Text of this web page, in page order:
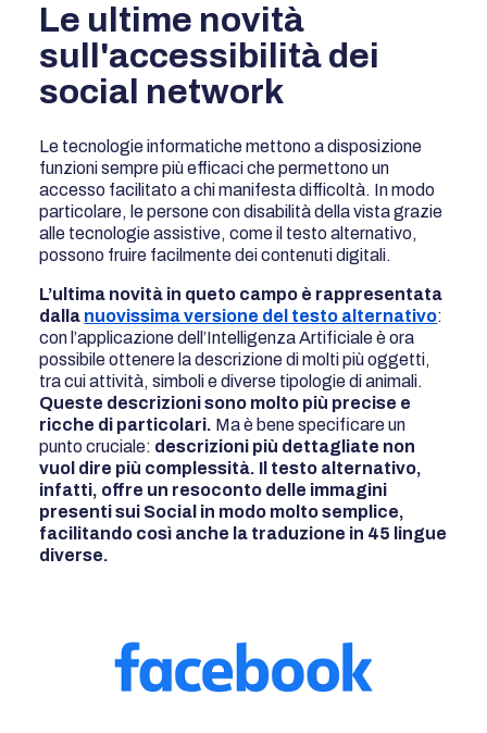
Le ultime novità
sull'accessibilità dei
social network
Le tecnologie informatiche mettono a disposizione
funzioni sempre più efficaci che permettono un
accesso facilitato a chi manifesta difficoltà. In modo
particolare, le persone con disabilità della vista grazie
alle tecnologie assistive, come il testo alternativo,
possono fruire facilmente dei contenuti digitali.
L’ultima novità in queto campo è rappresentata
dalla nuovissima versione del testo alternativo:
con l’applicazione dell’Intelligenza Artificiale è ora
possibile ottenere la descrizione di molti più oggetti,
tra cui attività, simboli e diverse tipologie di animali.
Queste descrizioni sono molto più precise e
ricche di particolari. Ma è bene specificare un
punto cruciale: descrizioni più dettagliate non
vuol dire più complessità. Il testo alternativo,
infatti, offre un resoconto delle immagini
presenti sui Social in modo molto semplice,
facilitando così anche la traduzione in 45 lingue
diverse.